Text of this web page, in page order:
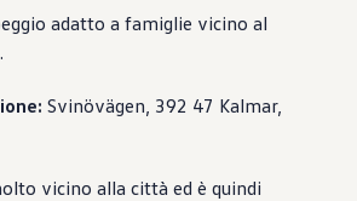
adatto a famiglie vicino al
Svinövägen, 392 47 Kalmar,
vicino alla città ed è quindi